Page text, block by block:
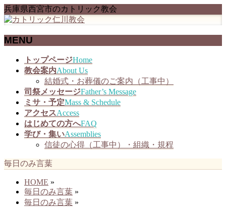
兵庫県西宮市のカトリック教会
MENU
トップページHome
教会案内About Us
結婚式・お葬儀のご案内（工事中）
司祭メッセージFather’s Message
ミサ・予定Mass & Schedule
アクセスAccess
はじめての方へFAQ
学び・集いAssemblies
信徒の心得（工事中）・組織・規程
毎日のみ言葉
HOME »
毎日のみ言葉 »
毎日のみ言葉 »